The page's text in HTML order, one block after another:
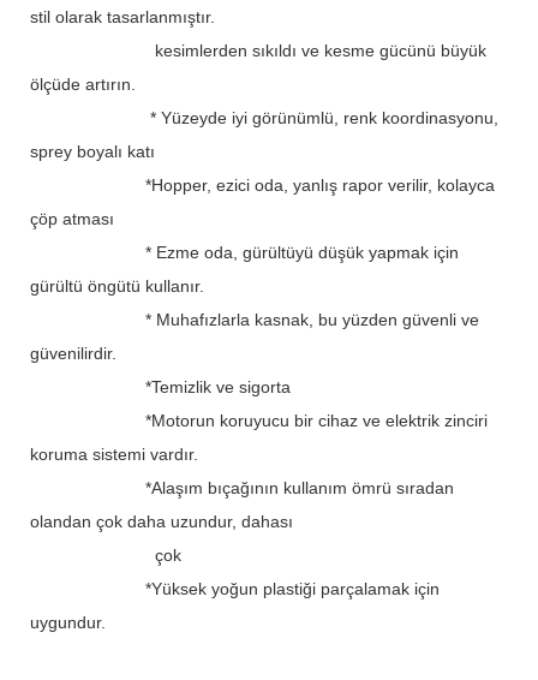
stil olarak tasarlanmıştır.
kesimlerden sıkıldı ve kesme gücünü büyük
ölçüde artırın.
* Yüzeyde iyi görünümlü, renk koordinasyonu,
sprey boyalı katı
*Hopper, ezici oda, yanlış rapor verilir, kolayca
çöp atması
* Ezme oda, gürültüyü düşük yapmak için
gürültü öngütü kullanır.
* Muhafızlarla kasnak, bu yüzden güvenli ve
güvenilirdir.
*Temizlik ve sigorta
*Motorun koruyucu bir cihaz ve elektrik zinciri
koruma sistemi vardır.
*Alaşım bıçağının kullanım ömrü sıradan
olandan çok daha uzundur, dahası
çok
*Yüksek yoğun plastiği parçalamak için
uygundur.